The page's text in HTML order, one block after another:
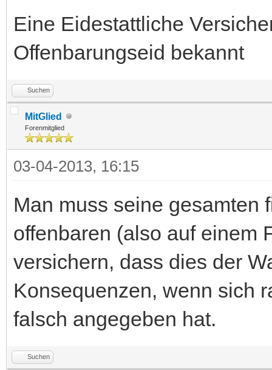
Eine Eidestattliche
Offenbarungseid bekannt
Suchen
MitGlied
Forenmitglied
03-04-2013, 16:15
Man muss seine gesamten
offenbaren (also auf einem
versichern, dass dies der
Konsequenzen, wenn sich
falsch angegeben hat.
Suchen